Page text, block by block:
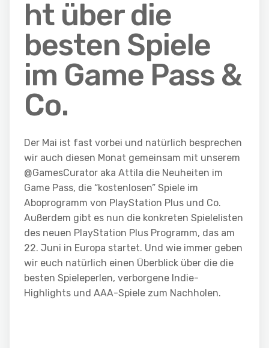
ht über die
besten Spiele
im Game Pass &
Co.
Der Mai ist fast vorbei und natürlich besprechen
wir auch diesen Monat gemeinsam mit unserem
@GamesCurator aka Attila die Neuheiten im
Game Pass, die “kostenlosen” Spiele im
Aboprogramm von PlayStation Plus und Co.
Außerdem gibt es nun die konkreten Spielelisten
des neuen PlayStation Plus Programm, das am
22. Juni in Europa startet. Und wie immer geben
wir euch natürlich einen Überblick über die die
besten Spieleperlen, verborgene Indie-
Highlights und AAA-Spiele zum Nachholen.